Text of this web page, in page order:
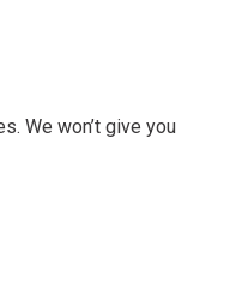
We won’t give you